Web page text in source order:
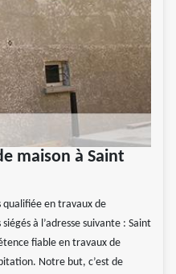
maison à Saint
en travaux de
à l’adresse suivante : Saint
fiable en travaux de
Notre but, c’est de